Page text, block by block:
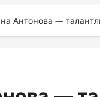
Антонова —